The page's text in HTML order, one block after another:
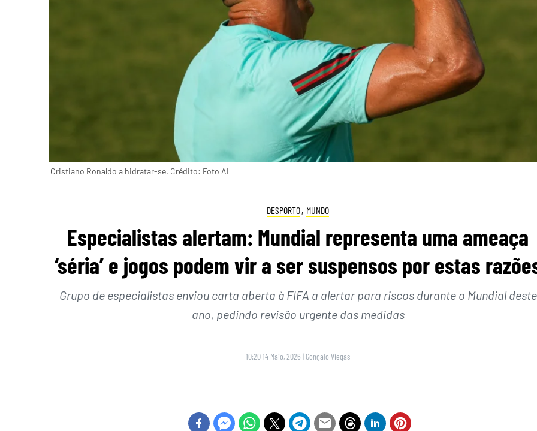
Cristiano Ronaldo a hidratar-se. Crédito: Foto AI
DESPORTO, MUNDO
Especialistas alertam: Mundial representa uma ameaça
‘séria’ e jogos podem vir a ser suspensos por estas
Grupo de especialistas enviou carta aberta à FIFA a alertar para riscos durante o Mundial deste
ano, pedindo revisão urgente das medidas
10:20 14 Maio, 2026 | Gonçalo Viegas